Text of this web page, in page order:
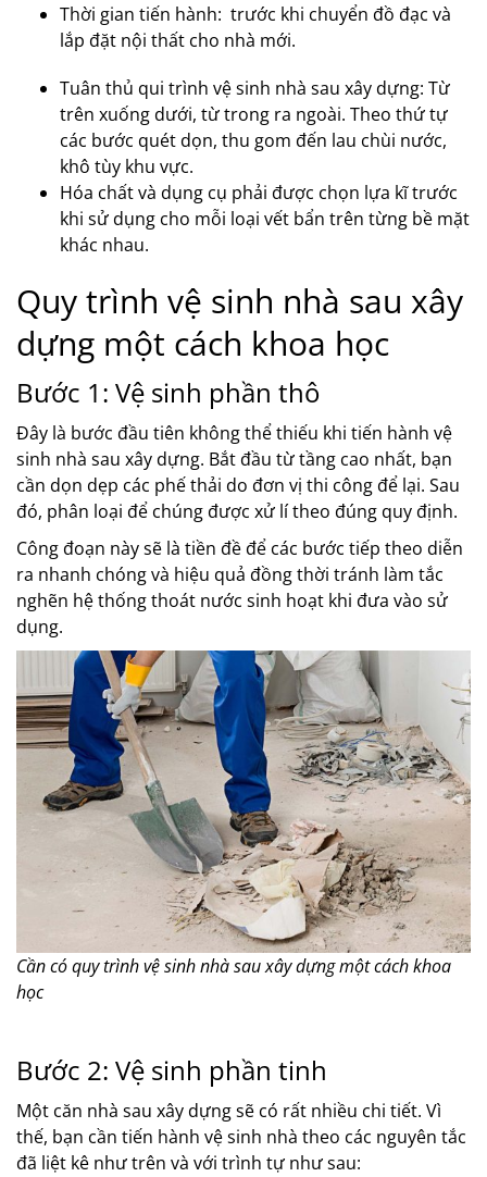
Thời gian tiến hành: trước khi chuyển đồ đạc và
lắp đặt nội thất cho nhà mới.
Tuân thủ qui trình vệ sinh nhà sau xây dựng: Từ
trên xuống dưới, từ trong ra ngoài. Theo thứ tự
các bước quét dọn, thu gom đến lau chùi nước,
khô tùy khu vực.
Hóa chất và dụng cụ phải được chọn lựa kĩ trước
khi sử dụng cho mỗi loại vết bẩn trên từng bề mặt
khác nhau.
Quy trình vệ sinh nhà sau xây
dựng một cách khoa học
Bước 1: Vệ sinh phần thô
Đây là bước đầu tiên không thể thiếu khi tiến hành vệ
sinh nhà sau xây dựng. Bắt đầu từ tầng cao nhất, bạn
cần dọn dẹp các phế thải do đơn vị thi công để lại. Sau
đó, phân loại để chúng được xử lí theo đúng quy định.
Công đoạn này sẽ là tiền đề để các bước tiếp theo diễn
ra nhanh chóng và hiệu quả đồng thời tránh làm tắc
nghẽn hệ thống thoát nước sinh hoạt khi đưa vào sử
dụng.
Cần có quy trình vệ sinh nhà sau xây dựng một cách khoa
học
Bước 2: Vệ sinh phần tinh
Một căn nhà sau xây dựng sẽ có rất nhiều chi tiết. Vì
thế, bạn cần tiến hành vệ sinh nhà theo các nguyên tắc
đã liệt kê như trên và với trình tự như sau: